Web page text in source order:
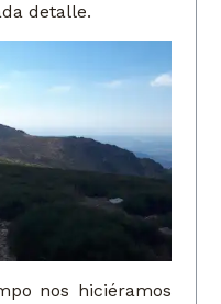
detalle.
nos hiciéramos